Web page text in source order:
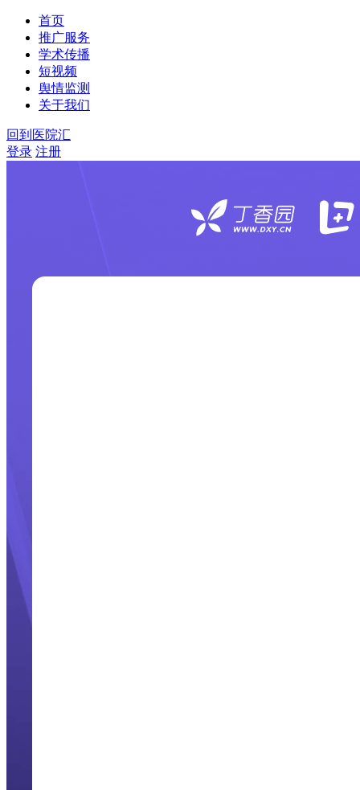
首页
推广服务
学术传播
短视频
舆情监测
关于我们
回到医院汇
登录 注册